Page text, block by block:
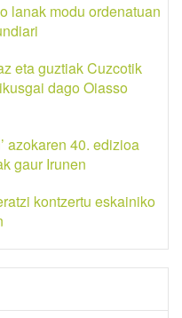
lanak modu ordenatuan
eta guztiak Cuzcotik
dago Oiasso
azokaren 40. edizioa
gaur Irunen
kontzertu eskainiko